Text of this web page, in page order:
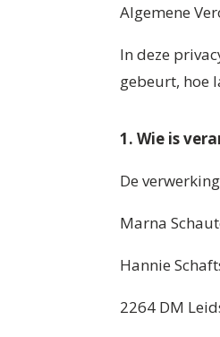
Algemene
In deze
gebeurt, hoe
1. Wie is
De
Marna
Hannie
2264 DM